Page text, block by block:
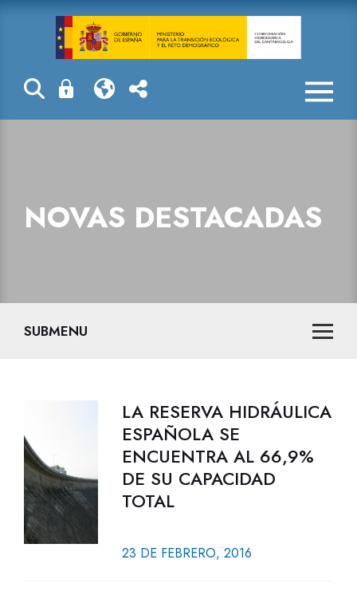
Novas
NOVAS DESTACADAS
SUBMENU
LA RESERVA HIDRÁULICA
ESPAÑOLA SE
ENCUENTRA AL 66,9%
DE SU CAPACIDAD
TOTAL
23 DE FEBRERO, 2016